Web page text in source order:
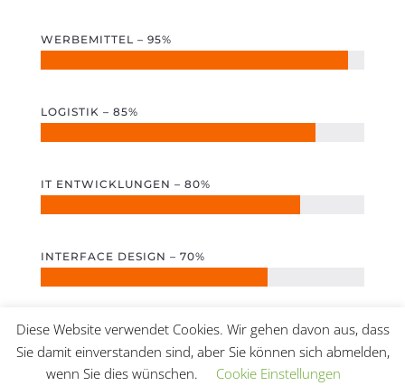
WERBEMITTEL – 95%
LOGISTIK – 85%
IT ENTWICKLUNGEN – 80%
INTERFACE DESIGN – 70%
Diese Website verwendet Cookies. Wir gehen davon aus, dass
Sie damit einverstanden sind, aber Sie können sich abmelden,
wenn Sie dies wünschen.
Cookie Einstellungen